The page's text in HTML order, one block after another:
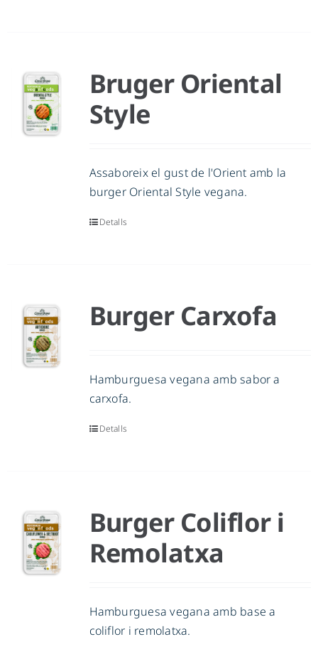
Bruger Oriental
Style
Assaboreix el gust de l'Orient amb la
burger Oriental Style vegana.
Detalls
Burger Carxofa
Hamburguesa vegana amb sabor a
carxofa.
Detalls
Burger Coliflor i
Remolatxa
Hamburguesa vegana amb base a
coliflor i remolatxa.